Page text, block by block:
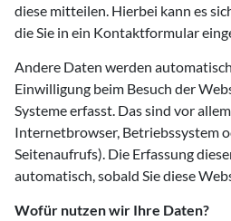
diese mitteilen. Hierbei kann es
die Sie in ein Kontaktformular
Andere Daten werden
Einwilligung beim Besuch der
Systeme erfasst. Das sind vor
Internetbrowser, Betriebssystem
Seitenaufrufs). Die Erfassung
automatisch, sobald Sie diese
Wofür nutzen wir Ihre Daten?